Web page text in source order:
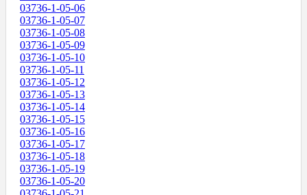
03736-1-05-06
03736-1-05-07
03736-1-05-08
03736-1-05-09
03736-1-05-10
03736-1-05-11
03736-1-05-12
03736-1-05-13
03736-1-05-14
03736-1-05-15
03736-1-05-16
03736-1-05-17
03736-1-05-18
03736-1-05-19
03736-1-05-20